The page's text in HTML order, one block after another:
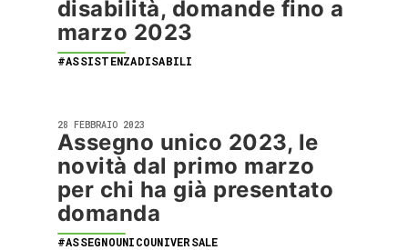
disabilità, domande fino a
marzo 2023
#ASSISTENZADISABILI
28 FEBBRAIO 2023
Assegno unico 2023, le
novità dal primo marzo
per chi ha già presentato
domanda
#ASSEGNOUNICOUNIVERSALE